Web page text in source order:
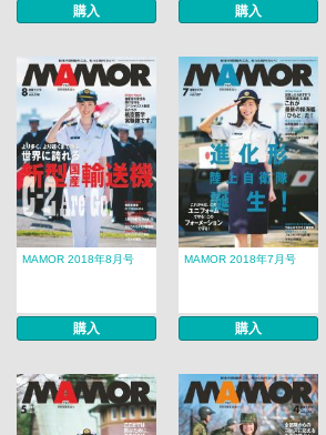
購入 購入
MAMOR 2018年8月号
購入
MAMOR 2018年7月号
購入